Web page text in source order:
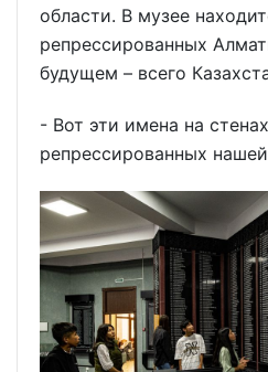
области. В музее
репрессированных
будущем – всего
- Вот эти имена на
репрессированных